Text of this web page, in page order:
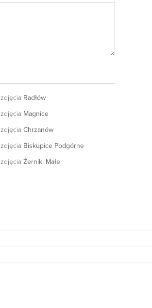
zdjęciaRadłów
zdjęciaMagnice
zdjęciaChrzanów
zdjęciaBiskupice Podgórne
zdjęciaŻerniki Małe